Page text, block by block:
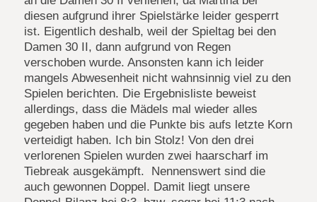
diesen aufgrund ihrer Spielstärke leider gesperrt
ist. Eigentlich deshalb, weil der Spieltag bei den
Damen 30 II, dann aufgrund von Regen
verschoben wurde. Ansonsten kann ich leider
mangels Abwesenheit nicht wahnsinnig viel zu den
Spielen berichten. Die Ergebnisliste beweist
allerdings, dass die Mädels mal wieder alles
gegeben haben und die Punkte bis aufs letzte Korn
verteidigt haben. Ich bin Stolz! Von den drei
verlorenen Spielen wurden zwei haarscharf im
Tiebreak ausgekämpft. Nennenswert sind die
auch gewonnen Doppel. Damit liegt unsere